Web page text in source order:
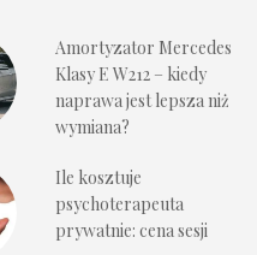
Amortyzator Mercedes
Klasy E W212 – kiedy
naprawa jest lepsza niż
wymiana?
Ile kosztuje
psychoterapeuta
prywatnie: cena sesji